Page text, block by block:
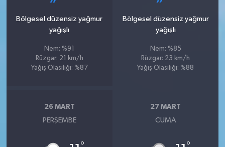
Bölgesel düzensiz yağmur
yağışlı
Nem: %91
Rüzgar: 21 km/h
Yağış Olasılığı: %87
Bölgesel düzensiz yağmur
yağışlı
Nem: %85
Rüzgar: 23 km/h
Yağış Olasılığı: %88
26 MART
PERŞEMBE
27 MART
CUMA